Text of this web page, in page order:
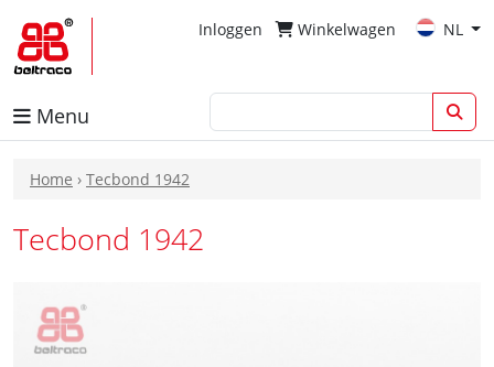
Inloggen Winkelwagen NL
Menu
Home › Tecbond 1942
Tecbond 1942